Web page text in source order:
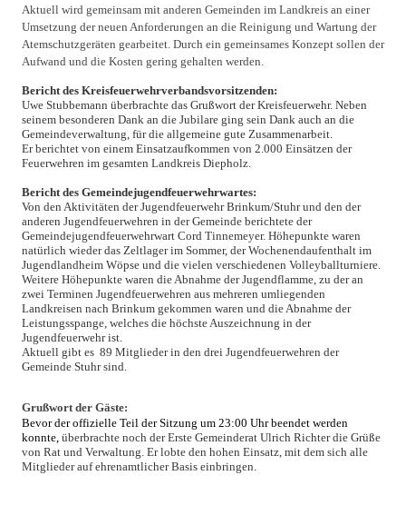
Aktuell wird gemeinsam mit anderen Gemeinden im Landkreis an einer
Umsetzung der neuen Anforderungen an die Reinigung und Wartung der
Atemschutzgeräten gearbeitet. Durch ein gemeinsames Konzept sollen der
Aufwand und die Kosten gering gehalten werden.
Bericht des Kreisfeuerwehrverbandsvorsitzenden:
Uwe Stubbemann überbrachte das Grußwort der Kreisfeuerwehr. Neben
seinem besonderen Dank an die Jubilare ging sein Dank auch an die
Gemeindeverwaltung, für die allgemeine gute Zusammenarbeit.
Er berichtet von einem Einsatzaufkommen von 2.000 Einsätzen der
Feuerwehren im gesamten Landkreis Diepholz.
Bericht des Gemeindejugendfeuerwehrwartes:
Von den Aktivitäten der Jugendfeuerwehr Brinkum/Stuhr und den der
anderen Jugendfeuerwehren in der Gemeinde berichtete der
Gemeindejugendfeuerwehrwart Cord Tinnemeyer. Höhepunkte waren
natürlich wieder das Zeltlager im Sommer, der Wochenendaufenthalt im
Jugendlandheim Wöpse und die vielen verschiedenen Volleyballturniere.
Weitere Höhepunkte waren die Abnahme der Jugendflamme, zu der an
zwei Terminen Jugendfeuerwehren aus mehreren umliegenden
Landkreisen nach Brinkum gekommen waren und die Abnahme der
Leistungsspange, welches die höchste Auszeichnung in der
Jugendfeuerwehr ist.
Aktuell gibt es 89 Mitglieder in den drei Jugendfeuerwehren der
Gemeinde Stuhr sind.
Grußwort der Gäste:
Bevor der offizielle Teil der Sitzung um 23:00 Uhr beendet werden
konnte, überbrachte noch der Erste Gemeinderat Ulrich Richter die Grüße
von Rat und Verwaltung. Er lobte den hohen Einsatz, mit dem sich alle
Mitglieder auf ehrenamtlicher Basis einbringen.